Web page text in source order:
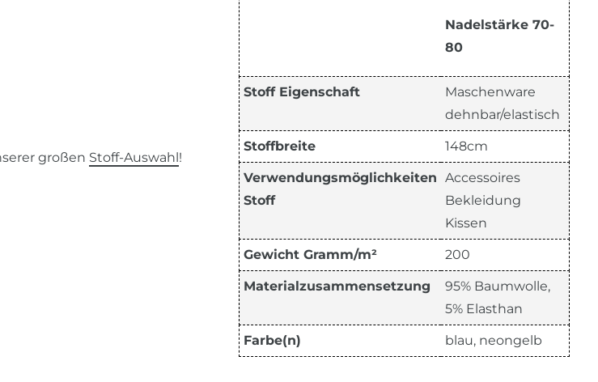
großen Stoff-Auswahl !
Nadelstärke 70-
80
Stoff Eigenschaft
Maschenware
dehnbar/elastisch
Stoffbreite 148cm
Verwendungsmöglichkeiten
Stoff
Accessoires
Bekleidung
Kissen
Gewicht Gramm/m² 200
Materialzusammensetzung
95% Baumwolle,
5% Elasthan
Farbe(n) blau, neongelb